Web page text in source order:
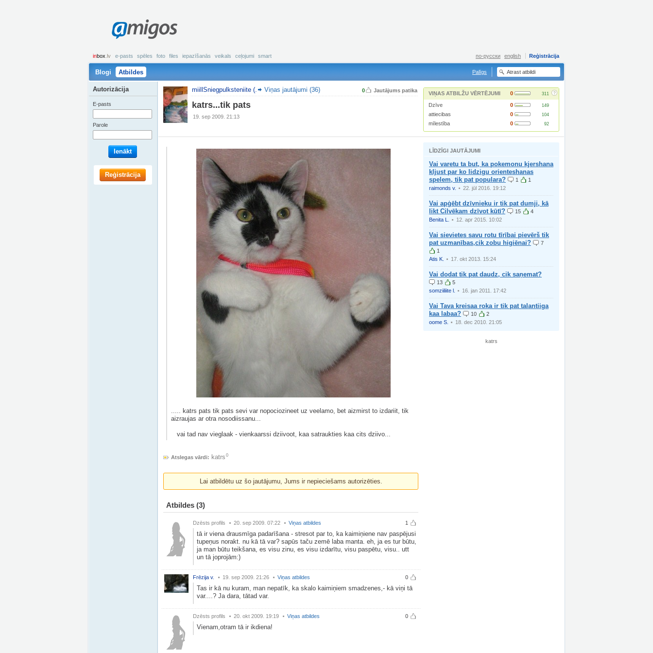
amigos
inbox .lv e-pasts spēles foto files iepazīšanās veikals ceļojumi smart Reģistrācija
по-русски english
Blogi Atbildes Palīgs
0 Jautājums patika
miillSniegpulksteniite (. Viņas jautājumi (36)
katrs...tik pats
19. sep 2009. 21:13
VIŅAS ATBILŽU VĒRTĒJUMI 0 311 ?
Dzīve 0 149
attiecibas 0 104
mīlestība 0 92
..... katrs pats tik pats sevi var nopociozineet uz veelamo, bet aizmirst to izdariit, tik
aizraujas ar otra nosodiissanu...
vai tad nav vieglaak - vienkaarssi dziivoot, kaa satraukties kaa cits dziivo...
Atslegas vārdi: katrs 0
Lai atbildētu uz šo jautājumu, Jums ir nepieciešams autorizēties.
Atbildes (3)
1
Dzēsts profils 20. sep 2009. 07:22 Viņas atbildes
tā ir viena drausmīga padarīšana - stresot par to, ka kaimiņiene nav paspējusi
tupeņus norakt. nu kā tā var? sapūs taču zemē laba manta. eh, ja es tur būtu,
ja man būtu teikšana, es visu zinu, es visu izdarītu, visu paspētu, visu.. utt
un tā joprojām:)
0
Frēzija v. 19. sep 2009. 21:26 Viņas atbildes
Tas ir kā nu kuram, man nepatīk, ka skalo kaimiņiem smadzenes,- kā viņi tā
var....? Ja dara, tātad var.
0
Dzēsts profils 20. okt 2009. 19:19 Viņas atbildes
Vienam,otram tā ir ikdiena!
LĪDZĪGI JAUTĀJUMI
Vai varetu ta but, ka pokemonu kjershana
kljust par ko lidzigu orienteshanas
spelem, tik pat populara?
1
1
raimonds v.
22. jūl 2016. 19:12
Vai apģēbt dzīvnieku ir tik pat dumji, kā
likt Cilvēkam dzīvot kūtī?
15
4
Benita L.
12. apr 2015. 10:02
Vai sievietes savu rotu tīrībai pievērš tik
pat uzmanības,cik zobu higiēnai?
7
1
Atis K.
17. okt 2013. 15:24
Vai dodat tik pat daudz, cik saņemat?
13
5
somziiliite l.
16. jan 2011. 17:42
Vai Tava kreisaa roka ir tik pat talantiiga
kaa labaa?
10
2
oome S.
18. dec 2010. 21:05
katrs
Autorizācija
E-pasts
Parole
Ienākt
Reģistrācija